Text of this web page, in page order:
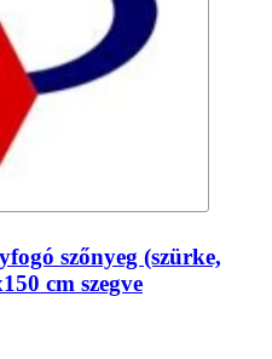
szőnyeg (szürke,
cm szegve